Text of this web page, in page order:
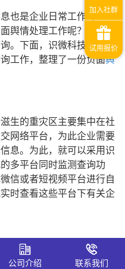
也是企业日常工作的重
舆情处理工作呢？这就要
。下面，识微科技小编为
工作，整理了一份负面舆
生的重灾区主要集中在社
网络平台，为此企业需要
息。为此，就可以采用识
多平台同时监测查询功
信或者短视频平台进行自
时查看这些平台下有关企
多，为了防止信息的遗
公司介绍 联系我们